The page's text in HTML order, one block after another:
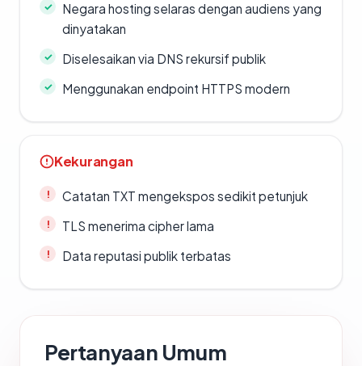
Negara hosting selaras dengan audiens yang
dinyatakan
Diselesaikan via DNS rekursif publik
Menggunakan endpoint HTTPS modern
Kekurangan
Catatan TXT mengekspos sedikit petunjuk
TLS menerima cipher lama
Data reputasi publik terbatas
Pertanyaan Umum